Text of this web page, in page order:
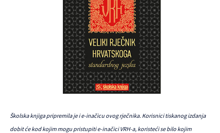
Školska knjiga pripremila je i e-inačicu ovog rječnika. Korisnici tiskanog izdanja
dobit će kod kojim mogu pristupiti e-inačici VRH-a, koristeći se bilo kojim